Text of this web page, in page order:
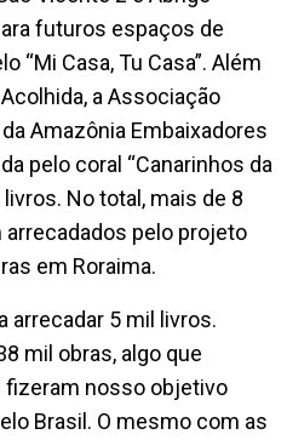
futuros espaços de
“Mi Casa, Tu Casa”. Além
a Associação
Amazônia Embaixadores
pelo coral “Canarinhos da
No total, mais de 8
pelo projeto
em Roraima.
arrecadar 5 mil livros.
mil obras, algo que
nosso objetivo
Brasil. O mesmo com as